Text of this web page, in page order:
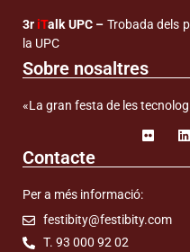
3r iTalk UPC – Trobada dels
la UPC
Sobre nosaltres
«La gran festa de les
Contacte
Per a més informació:
festibity@festibity.com
T. 93 000 92 02